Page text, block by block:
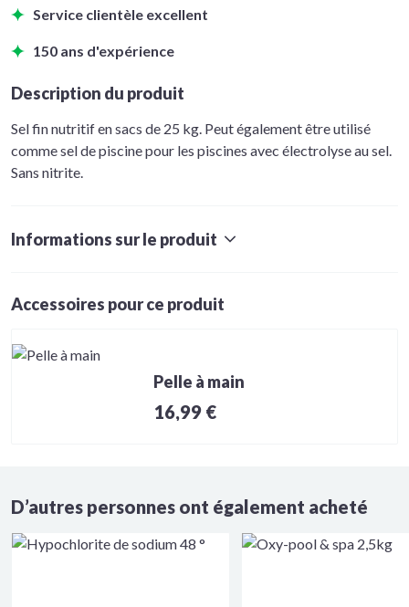
Service clientèle excellent
150 ans d'expérience
Description du produit
Sel fin nutritif en sacs de 25 kg. Peut également être utilisé
comme sel de piscine pour les piscines avec électrolyse au sel.
Sans nitrite.
Informations sur le produit
Accessoires pour ce produit
Pelle à main
16,99 €
D’autres personnes ont également acheté